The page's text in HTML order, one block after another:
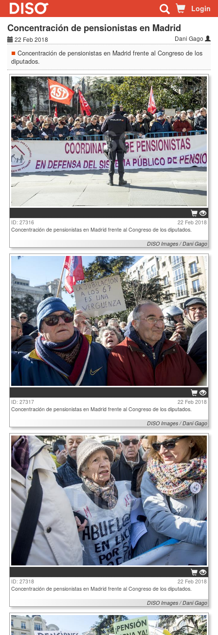
Login
Concentración de pensionistas en Madrid
22 Feb 2018 Dani Gago
Concentración de pensionistas en Madrid frente al Congreso de los
diputados.
ID: 27316
22 Feb 2018
Concentración de pensionistas en Madrid frente al Congreso de los diputados.
DISO Images / Dani Gago
ID: 27317
22 Feb 2018
Concentración de pensionistas en Madrid frente al Congreso de los diputados.
DISO Images / Dani Gago
ID: 27318
22 Feb 2018
Concentración de pensionistas en Madrid frente al Congreso de los diputados.
DISO Images / Dani Gago